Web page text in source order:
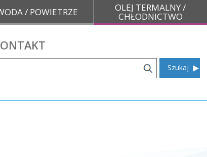
/ POWIETRZE OLEJ TERMALNY /
CHŁODNICTWO
Szukaj